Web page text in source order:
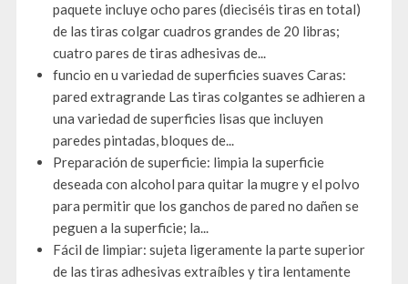
paquete incluye ocho pares (dieciséis tiras en total)
de las tiras colgar cuadros grandes de 20 libras;
cuatro pares de tiras adhesivas de...
funcio en u variedad de superficies suaves Caras:
pared extragrande Las tiras colgantes se adhieren a
una variedad de superficies lisas que incluyen
paredes pintadas, bloques de...
Preparación de superficie: limpia la superficie
deseada con alcohol para quitar la mugre y el polvo
para permitir que los ganchos de pared no dañen se
peguen a la superficie; la...
Fácil de limpiar: sujeta ligeramente la parte superior
de las tiras adhesivas extraíbles y tira lentamente